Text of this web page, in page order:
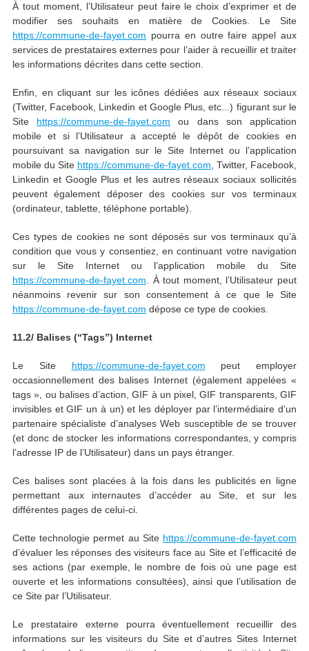
À tout moment, l’Utilisateur peut faire le choix d’exprimer et de
modifier ses souhaits en matière de Cookies. Le Site
https://commune-de-fayet.com pourra en outre faire appel aux
services de prestataires externes pour l’aider à recueillir et traiter
les informations décrites dans cette section.
Enfin, en cliquant sur les icônes dédiées aux réseaux sociaux
(Twitter, Facebook, Linkedin et Google Plus, etc...) figurant sur le
Site https://commune-de-fayet.com ou dans son application
mobile et si l’Utilisateur a accepté le dépôt de cookies en
poursuivant sa navigation sur le Site Internet ou l’application
mobile du Site https://commune-de-fayet.com , Twitter, Facebook,
Linkedin et Google Plus et les autres réseaux sociaux sollicités
peuvent également déposer des cookies sur vos terminaux
(ordinateur, tablette, téléphone portable).
Ces types de cookies ne sont déposés sur vos terminaux qu’à
condition que vous y consentiez, en continuant votre navigation
sur le Site Internet ou l’application mobile du Site
https://commune-de-fayet.com . À tout moment, l’Utilisateur peut
néanmoins revenir sur son consentement à ce que le Site
https://commune-de-fayet.com dépose ce type de cookies.
11.2/ Balises (“Tags”) Internet
Le Site https://commune-de-fayet.com peut employer
occasionnellement des balises Internet (également appelées «
tags », ou balises d’action, GIF à un pixel, GIF transparents, GIF
invisibles et GIF un à un) et les déployer par l’intermédiaire d’un
partenaire spécialiste d’analyses Web susceptible de se trouver
(et donc de stocker les informations correspondantes, y compris
l’adresse IP de l’Utilisateur) dans un pays étranger.
Ces balises sont placées à la fois dans les publicités en ligne
permettant aux internautes d’accéder au Site, et sur les
différentes pages de celui-ci.
Cette technologie permet au Site https://commune-de-fayet.com
d’évaluer les réponses des visiteurs face au Site et l’efficacité de
ses actions (par exemple, le nombre de fois où une page est
ouverte et les informations consultées), ainsi que l’utilisation de
ce Site par l’Utilisateur.
Le prestataire externe pourra éventuellement recueillir des
informations sur les visiteurs du Site et d’autres Sites Internet